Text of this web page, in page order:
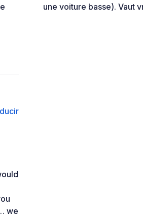
une voiture basse). Vaut
we